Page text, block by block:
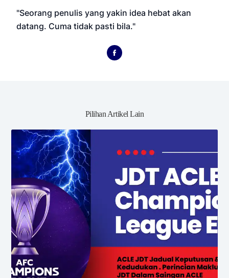
"Seorang penulis yang yakin idea hebat akan
datang. Cuma tidak pasti bila."
Pilihan Artikel Lain